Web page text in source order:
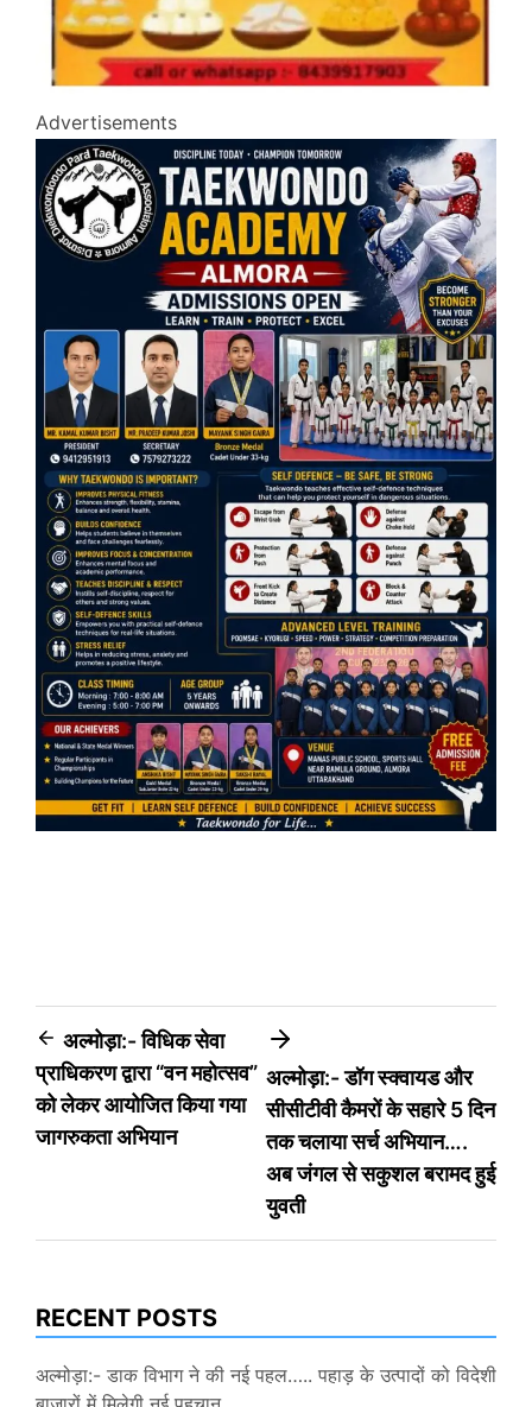
Advertisements
Post
navigation
अल्मोड़ा:- विधिक सेवा
प्राधिकरण द्वारा “वन महोत्सव”
को लेकर आयोजित किया गया
जागरुकता अभियान
अल्मोड़ा:- डॉग स्क्वायड और
सीसीटीवी कैमरों के सहारे 5 दिन
तक चलाया सर्च अभियान….
अब जंगल से सकुशल बरामद हुई
युवती
RECENT POSTS
अल्मोड़ा:- डाक विभाग ने की नई पहल….. पहाड़ के उत्पादों को विदेशी